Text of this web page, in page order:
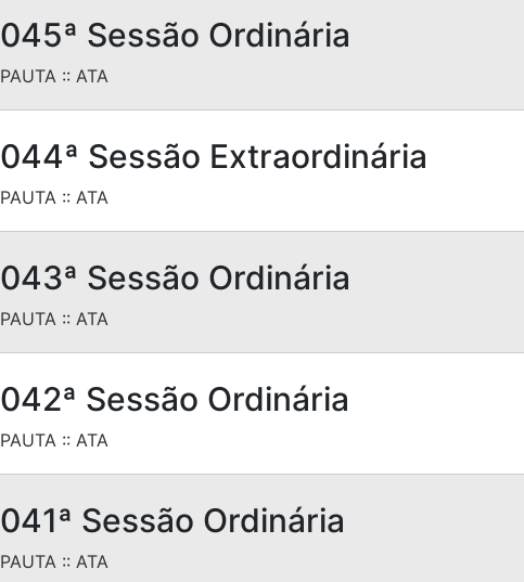
045ª Sessão Ordinária
PAUTA:: ATA
044ª Sessão Extraordinária
PAUTA:: ATA
043ª Sessão Ordinária
PAUTA:: ATA
042ª Sessão Ordinária
PAUTA:: ATA
041ª Sessão Ordinária
PAUTA:: ATA